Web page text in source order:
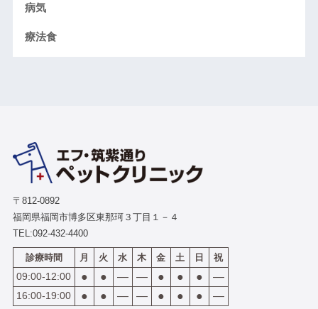
病気
療法食
〒812-0892
福岡県福岡市博多区東那珂３丁目１－４
TEL:092-432-4400
診療時間 月 火 水 木 金 土 日 祝
09:00-12:00 ● ● ― ― ● ● ● ―
16:00-19:00 ● ● ― ― ● ● ● ―